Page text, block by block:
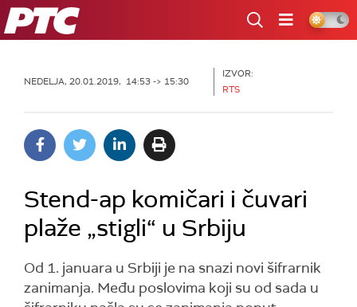
RTS
NEDELJA, 20.01.2019, 14:53 -> 15:30
IZVOR:
RTS
Stend-ap komičari i čuvari
plaže „stigli“ u Srbiju
Od 1. januara u Srbiji je na snazi novi šifrarnik
zanimanja. Među poslovima koji su od sada u